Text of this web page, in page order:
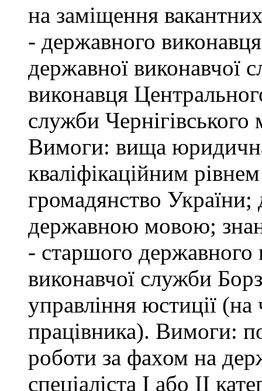
на заміщення
- державного
державної виконавчої
виконавця
служби Чернігівського
Вимоги: вища юридична
кваліфікаційним
громадянство України;
державною мовою;
- старшого державного
виконавчої служби
управління юстиції (на
працівника). Вимоги:
роботи за фахом на
спеціаліста І або ІІ